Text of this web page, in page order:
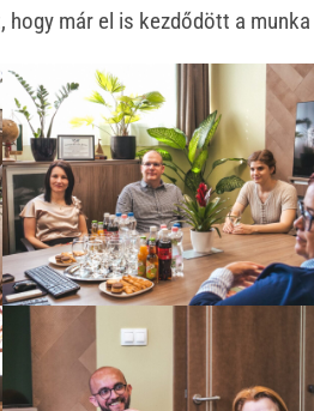
már el is kezdődött a